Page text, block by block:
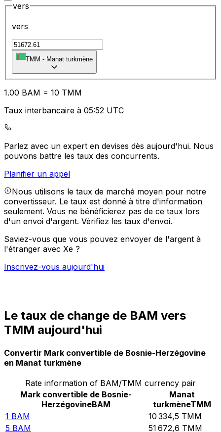
vers
vers
TMM - Manat turkmène
1.00 BAM = 10 TMM
Taux interbancaire à 05:52 UTC
Parlez avec un expert en devises dès aujourd'hui. Nous
pouvons battre les taux des concurrents.
Planifier un appel
Nous utilisons le taux de marché moyen pour notre
convertisseur. Le taux est donné à titre d'information
seulement. Vous ne bénéficierez pas de ce taux lors
d'un envoi d'argent. Vérifiez les taux d'envoi.
Saviez-vous que vous pouvez envoyer de l'argent à
l'étranger avec Xe ?
Inscrivez-vous aujourd'hui
Le taux de change de BAM vers
TMM aujourd'hui
Convertir Mark convertible de Bosnie-Herzégovine
en Manat turkmène
Rate information of BAM/TMM currency pair
Mark convertible de Bosnie-
HerzégovineBAM
Manat
turkmèneTMM
1 BAM 10 334,5 TMM
5 BAM 51 672,6 TMM